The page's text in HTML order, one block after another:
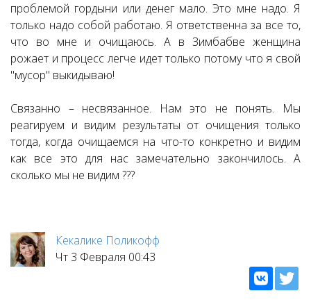
проблемой гордыни или денег мало. Это мне надо. Я
только надо собой работаю. Я ответственна за все то,
что во мне и очищаюсь. А в Зимбабве женщина
рожает и процесс легче идет только потому что я свой
"мусор" выкидываю!
Связанно – несвязанное. Нам это не понять. Мы
реагируем и видим результаты от очищения только
тогда, когда очищаемся на что-то конкретно и видим
как все это для нас замечательно закончилось. А
сколько мы не видим ???
Кекалике Поликофф
Чт 3 Февраля 00:43